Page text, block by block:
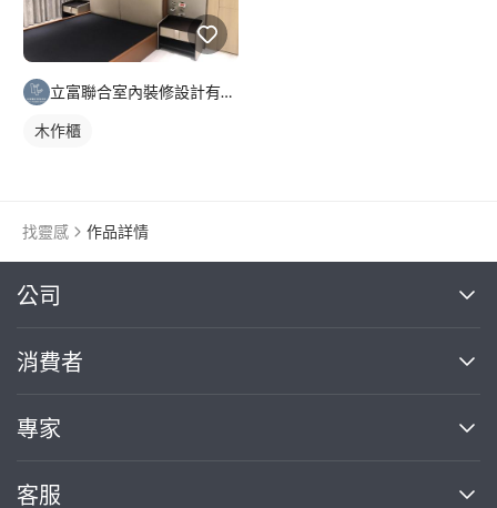
立富聯合室內裝修設計有限公司
木作櫃
找靈感 作品詳情
公司
關於我們
部落格
加入我們
消費者
買服務
專家
案件中心
客服
繼續完成